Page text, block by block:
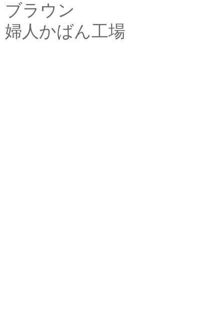
ブラウン
婦人かばん工場